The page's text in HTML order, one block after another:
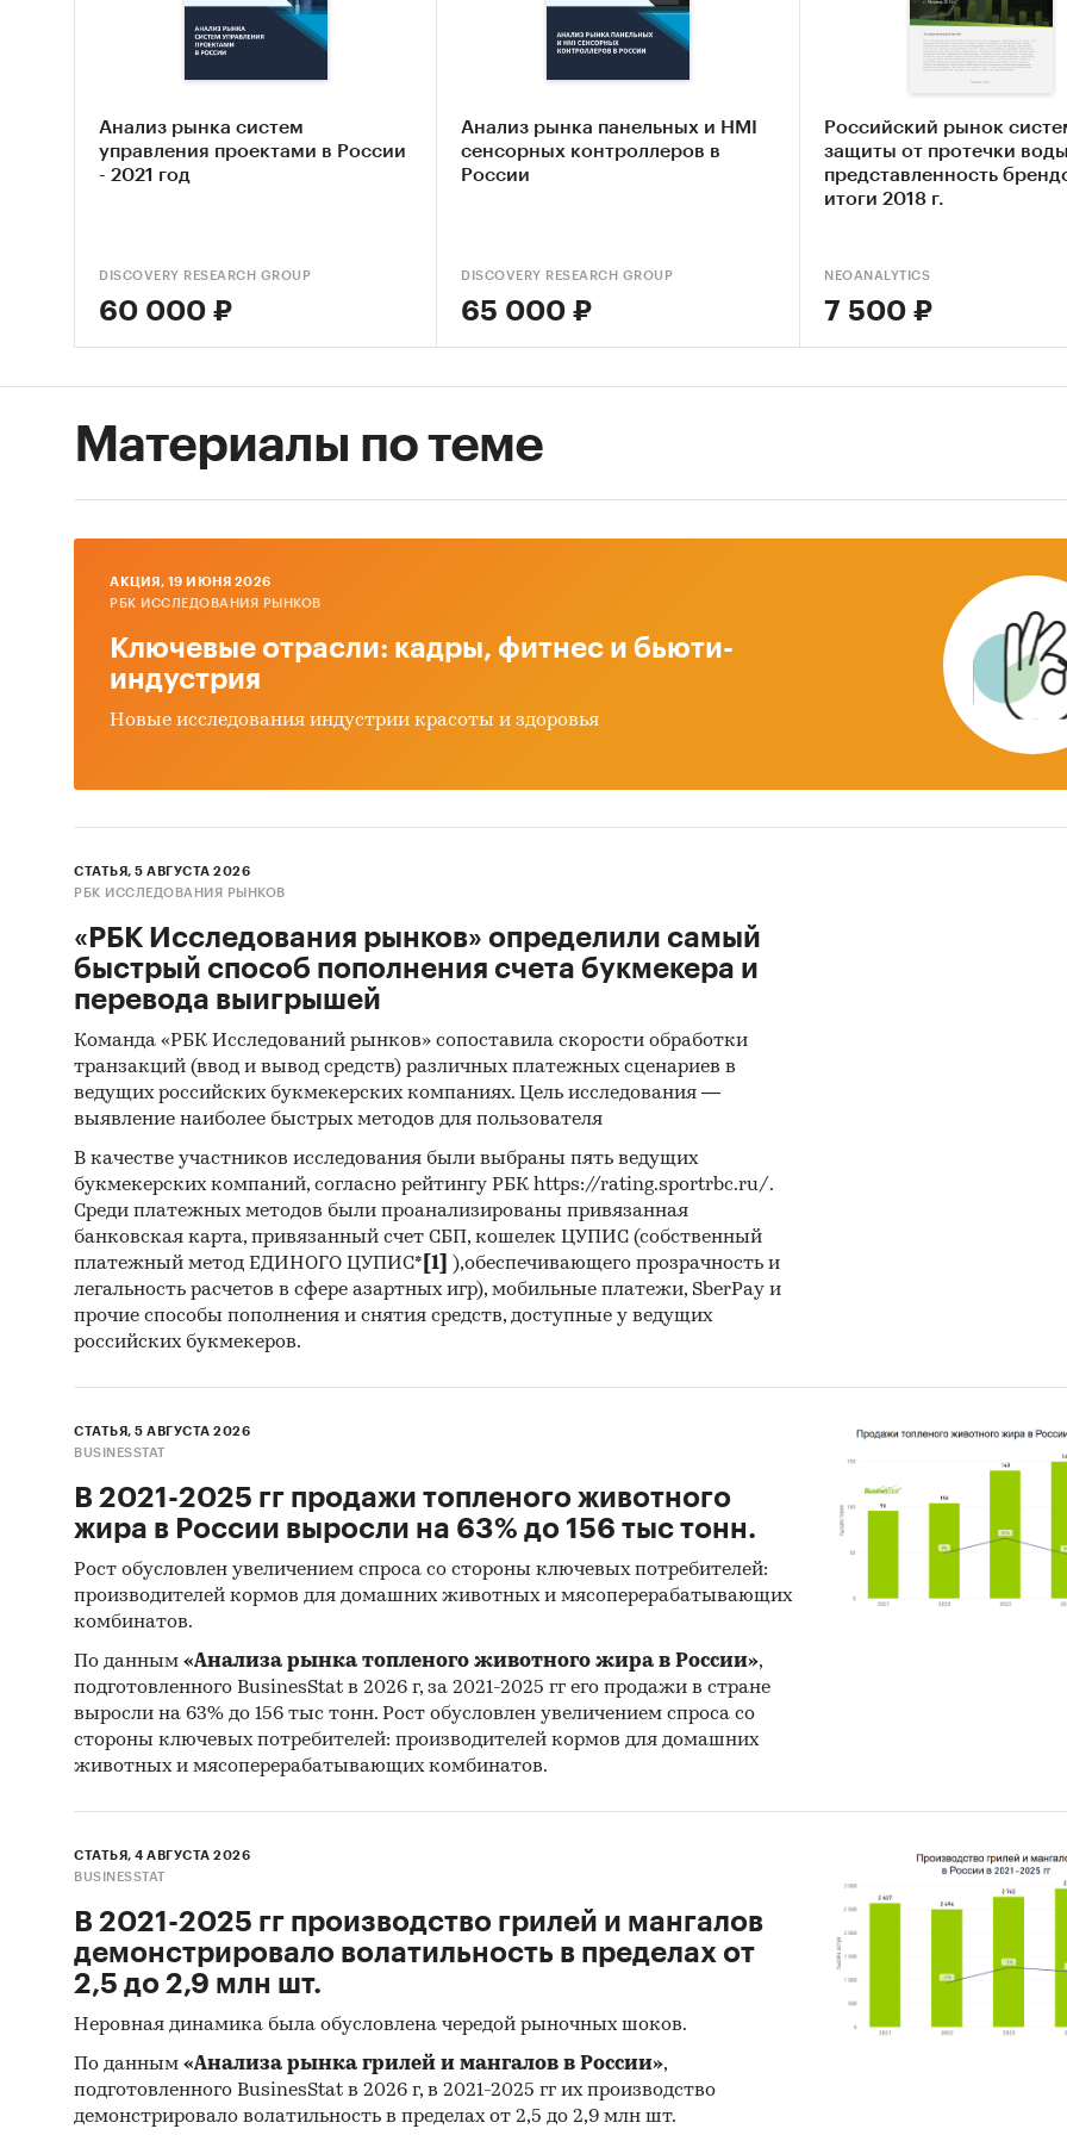
)— сбор и
экспертные интервью с участниками рынка;
количественный социологический опрос
Исследование проведено в декабре 2019 года.
Отчет содержит 0 таблиц и 5 графиков.
Язык отчета - русский.
Анализ рынка систем
управления проектами в России
- 2021 год
DISCOVERY RESEARCH GROUP
60 000 ₽
Анализ рынка панельных и HMI
сенсорных контроллеров в
России
DISCOVERY RESEARCH GROUP
65 000 ₽
Российский рынок
защиты от протечки
представленность
итоги 2018 г.
NEOANALYTICS
7 500 ₽
Материалы по теме
AКЦИЯ, 19 ИЮНЯ 2026
РБК ИССЛЕДОВАНИЯ РЫНКОВ
Ключевые отрасли: кадры, фитнес и бьюти-
индустрия
Новые исследования индустрии красоты и здоровья
СТАТЬЯ, 5 АВГУСТА 2026
РБК ИССЛЕДОВАНИЯ РЫНКОВ
«РБК Исследования рынков» определили самый
быстрый способ пополнения счета букмекера и
перевода выигрышей
Команда «РБК Исследований рынков» сопоставила скорости обработки
транзакций (ввод и вывод средств) различных платежных сценариев в
ведущих российских букмекерских компаниях. Цель исследования —
выявление наиболее быстрых методов для пользователя
В качестве участников исследования были выбраны пять ведущих
букмекерских компаний, согласно рейтингу РБК https://rating.sportrbc.ru/.
Среди платежных методов были проанализированы привязанная
банковская карта, привязанный счет СБП, кошелек ЦУПИС (собственный
платежный метод ЕДИНОГО ЦУПИС* [1]
),обеспечивающего прозрачность и
легальность расчетов в сфере азартных игр), мобильные платежи, SberPay и
прочие способы пополнения и снятия средств, доступные у ведущих
российских букмекеров.
СТАТЬЯ, 5 АВГУСТА 2026
BUSINESSTAT
В 2021-2025 гг продажи топленого животного
жира в России выросли на 63% до 156 тыс тонн.
Рост обусловлен увеличением спроса со стороны ключевых потребителей:
производителей кормов для домашних животных и мясоперерабатывающих
комбинатов.
По данным «Анализа рынка топленого животного жира в России»,
подготовленного BusinesStat в 2026 г, за 2021-2025 гг его продажи в стране
выросли на 63% до 156 тыс тонн. Рост обусловлен увеличением спроса со
стороны ключевых потребителей: производителей кормов для домашних
животных и мясоперерабатывающих комбинатов.
СТАТЬЯ, 4 АВГУСТА 2026
BUSINESSTAT
В 2021-2025 гг производство грилей и мангалов
демонстрировало волатильность в пределах от
2,5 до 2,9 млн шт.
Неровная динамика была обусловлена чередой рыночных шоков.
По данным «Анализа рынка грилей и мангалов в России»,
подготовленного BusinesStat в 2026 г, в 2021-2025 гг их производство
демонстрировало волатильность в пределах от 2,5 до 2,9 млн шт.